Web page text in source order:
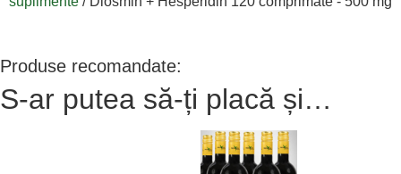
Produse recomandate:
S-ar putea să-ți placă și…